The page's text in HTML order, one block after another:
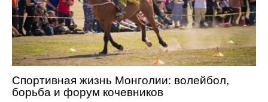
Спортивная жизнь Монголии: волейбол,
борьба и форум кочевников